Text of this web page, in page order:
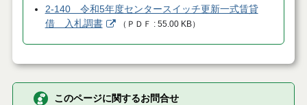
2-140 令和5年度センタースイッチ更新一式賃貸
借 入札調書
（ ＰＤＦ 55.00 KB）
このページに関するお問合せ